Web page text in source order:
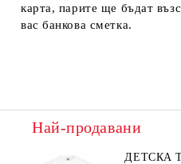
карта, парите ще бъдат
вас банкова сметка.
Най-продавани
ДЕТСКА